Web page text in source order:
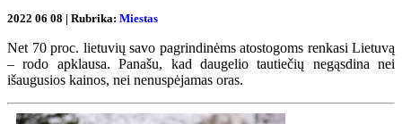
2022 06 08 | Rubrika: Miestas
Net 70 proc. lietuvių savo pagrindinėms atostogoms renkasi Lietuvą
– rodo apklausa. Panašu, kad daugelio tautiečių negąsdina nei
išaugusios kainos, nei nenuspėjamas oras.